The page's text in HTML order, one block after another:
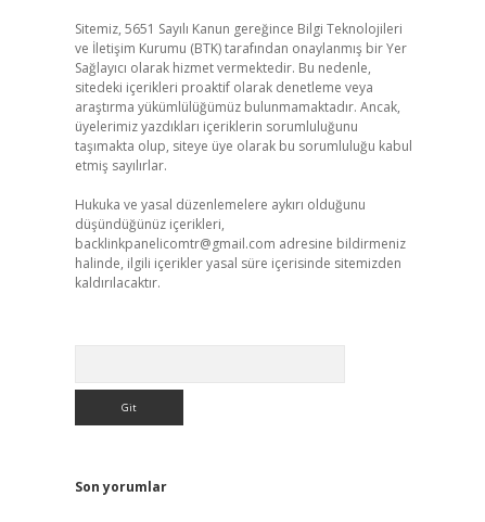
Sitemiz, 5651 Sayılı Kanun gereğince Bilgi Teknolojileri
ve İletişim Kurumu (BTK) tarafından onaylanmış bir Yer
Sağlayıcı olarak hizmet vermektedir. Bu nedenle,
sitedeki içerikleri proaktif olarak denetleme veya
araştırma yükümlülüğümüz bulunmamaktadır. Ancak,
üyelerimiz yazdıkları içeriklerin sorumluluğunu
taşımakta olup, siteye üye olarak bu sorumluluğu kabul
etmiş sayılırlar.
Hukuka ve yasal düzenlemelere aykırı olduğunu
düşündüğünüz içerikleri,
backlinkpanelicomtr@gmail.com adresine bildirmeniz
halinde, ilgili içerikler yasal süre içerisinde sitemizden
kaldırılacaktır.
Son yorumlar